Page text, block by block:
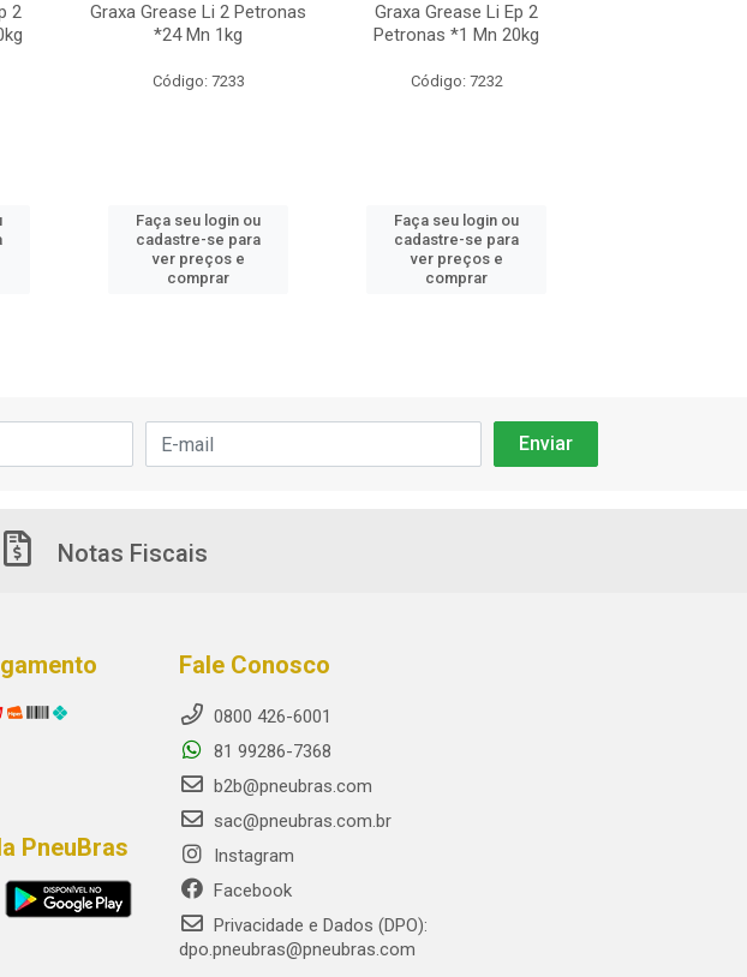
2
Graxa Grease Li 2 Petronas
*24 Mn 1kg
Código: 7233
Faça seu login ou
cadastre-se para
ver preços e
comprar
Graxa Grease Li Ep 2
Petronas *1 Mn 20kg
Código: 7232
Faça seu login ou
cadastre-se para
ver preços e
comprar
Notas Fiscais
PneuBras
Fale Conosco
0800 426-6001
81 99286-7368
b2b@pneubras.com
sac@pneubras.com.br
Instagram
Facebook
Privacidade e Dados (DPO):
dpo.pneubras@pneubras.com